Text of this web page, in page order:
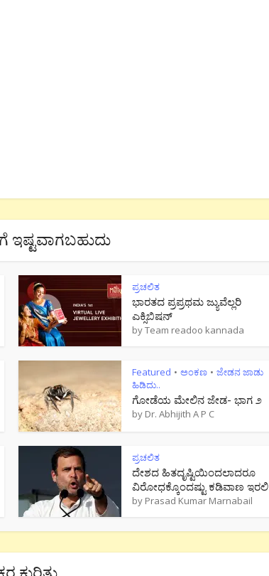
ಇಷ್ಟವಾಗಬಹುದು
ಪ್ರಚಲಿತ
ಭಾರತದ ಪ್ರಪ್ರಥಮ ಜ್ಯುವೆಲ್ಲರಿ
ಎಕ್ಸಿಬಿಷನ್
byTeam readoo kannada
Featured • ಅಂಕಣ • ಜೇಡನ ಜಾಡು
ಹಿಡಿದು..
ಗೋಡೆಯ ಮೇಲಿನ ಜೇಡ- ಭಾಗ ೨
by Dr. Abhijith A P C
ಪ್ರಚಲಿತ
ದೇಶದ ಹಿತದೃಷ್ಟಿಯಿಂದಲಾದರೂ
ವಿರೋಧಕ್ಕೊಂದಷ್ಟು ಕಡಿವಾಣ ಇರಲಿ
by Prasad Kumar Marnabail